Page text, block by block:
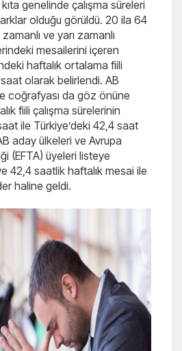
genelinde çalışma süreleri
olduğu görüldü. 20 ila 64
ve yarı zamanlı
mesailerini içeren
haftalık ortalama fiili
olarak belirlendi. AB
coğrafyası da göz önüne
fiili çalışma sürelerinin
ile Türkiye’deki 42,4 saat
aday ülkeleri ve Avrupa
(EFTA) üyeleri listeye
42,4 saatlik haftalık mesai ile
haline geldi.